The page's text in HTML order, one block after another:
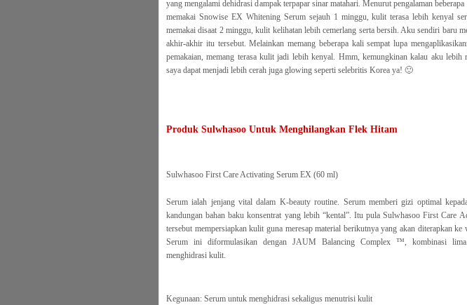
yang mengalami dehidrasi dampak terpapar sinar matahari. Menurut pengalaman beberapa
memakai Snowise EX Whitening Serum sejauh 1 minggu, kulit terasa lebih kenyal
memakai disaat 2 minggu, kulit kelihatan lebih cemerlang serta bersih. Aku sendiri baru
akhir-akhir itu tersebut. Melainkan memang beberapa kali sempat lupa
pemakaian, memang terasa kulit jadi lebih kenyal. Hmm, kemungkinan kalau aku lebih
saya dapat menjadi lebih cerah juga glowing seperti selebritis Korea ya! 🙂
Produk Sulwhasoo Untuk Menghilangkan Flek Hitam
Sulwhasoo First Care Activating Serum EX (60 ml)
Serum ialah jenjang vital dalam K-beauty routine. Serum memberi gizi optimal
kandungan bahan baku konsentrat yang lebih “kental”. Itu pula Sulwhasoo First Care
tersebut mempersiapkan kulit guna meresap material berikutnya yang akan diterapkan
Serum ini diformulasikan dengan JAUM Balancing Complex ™, kombinasi lima
menghidrasi kulit.
Kegunaan: Serum untuk menghidrasi sekaligus menutrisi kulit